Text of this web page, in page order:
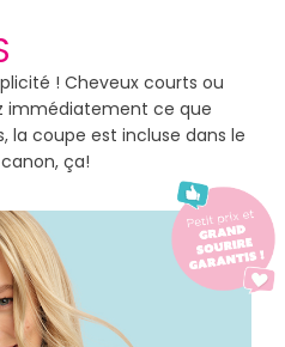
! Cheveux courts ou
immédiatement ce que
la coupe est incluse dans le
ça!